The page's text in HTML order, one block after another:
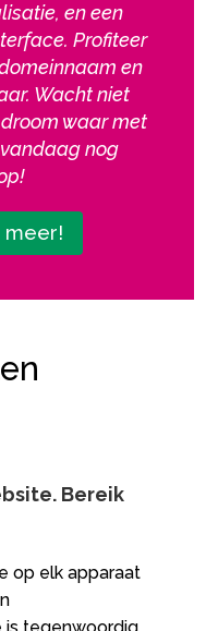
en een
Profiteer
en
Wacht niet
waar met
nog
meer!
Bereik
op elk apparaat
is tegenwoordig